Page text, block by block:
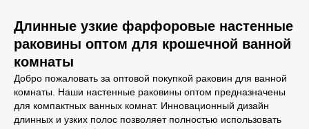
Длинные узкие фарфоровые настенные
раковины оптом для крошечной ванной
комнаты
Добро пожаловать за оптовой покупкой раковин для ванной
комнаты. Наши настенные раковины оптом предназначены
для компактных ванных комнат. Инновационный дизайн
длинных и узких полос позволяет полностью использовать